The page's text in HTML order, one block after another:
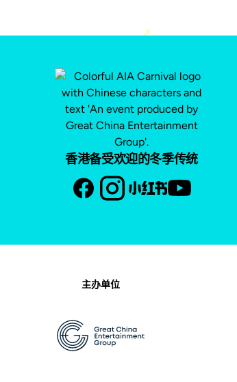
香港备受欢迎的冬季传统
主办单位